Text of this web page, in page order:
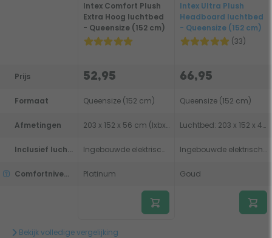
Prijs
Formaat
Afmetingen
Inclusief luchtpomp
Comfortniveau
Intex Comfort Plush
Extra Hoog luchtbed
- Queensize (152 cm)
52,95
Queensize (152 cm)
203 x 152 x 56 cm (lxbxh)
Ingebouwde elektrische pomp
Platinum
Intex Ultra Plush
Headboard luchtbed
- Queensize (152 cm)
(33)
66,95
Queensize (152 cm)
Luchtbed: 203 x 152 x 46cm. Incl. hoofdboard: 236 x 152 x 86cm (lxbxh)
Ingebouwde elektrische pomp
Goud
Bekijk volledige vergelijking